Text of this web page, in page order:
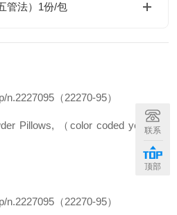
管法）1份/包
（22270-95）
Pillows, （color coded yellow）
（22270-95）
联系
顶部